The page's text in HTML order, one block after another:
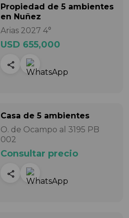
Propiedad de 5 ambientes
en Nuñez
Arias 2027 4°
USD 655,000
Casa de 5 ambientes
O. de Ocampo al 3195 PB
002
Consultar precio